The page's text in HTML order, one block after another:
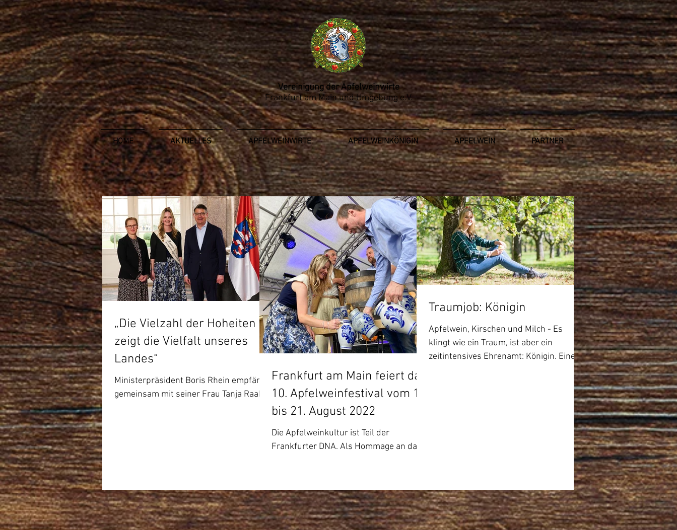
Vereinigung der Äpfelweinwirte
Frankfurt am Main und Umgebung e.V.
HOME AKTUELLES APFELWEINWIRTE APFELWEINKÖNIGIN APFELWEIN PARTNER
„Die Vielzahl der Hoheiten
zeigt die Vielfalt unseres
Landes“
Ministerpräsident Boris Rhein empfängt
gemeinsam mit seiner Frau Tanja Raab-
Frankfurt am Main feiert das
10. Apfelweinfestival vom 12.
bis 21. August 2022
Die Apfelweinkultur ist Teil der
Frankfurter DNA. Als Hommage an das
Traumjob: Königin
Apfelwein, Kirschen und Milch - Es
klingt wie ein Traum, ist aber ein
zeitintensives Ehrenamt: Königin. Eine